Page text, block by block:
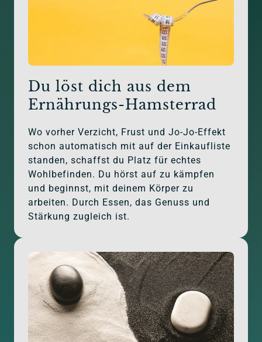
Du löst dich aus dem
Ernährungs-Hamsterrad
Wo vorher Verzicht, Frust und Jo-Jo-Effekt
schon automatisch mit auf der Einkaufliste
standen, schaffst du Platz für echtes
Wohlbefinden. Du hörst auf zu kämpfen
und beginnst, mit deinem Körper zu
arbeiten. Durch Essen, das Genuss und
Stärkung zugleich ist.